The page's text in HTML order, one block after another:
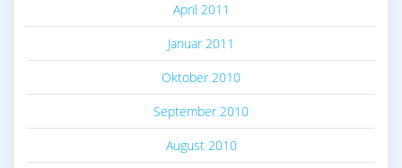
April 2011
Januar 2011
Oktober 2010
September 2010
August 2010